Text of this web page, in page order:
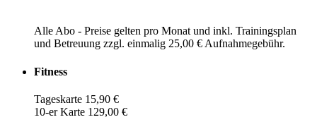
Alle Abo - Preise gelten pro Monat und inkl. Trainingsplan
und Betreuung zzgl. einmalig 25,00 € Aufnahmegebühr.
Fitness
Tageskarte 15,90 €
10-er Karte 129,00 €